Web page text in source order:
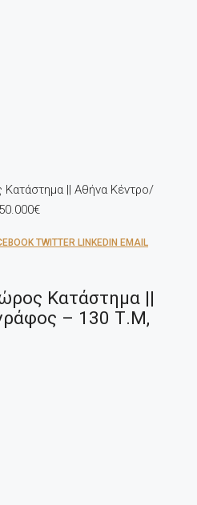
Κατάστημα || Αθήνα Κέντρο/
TWITTER LINKEDIN EMAIL
Κατάστημα ||
– 130 Τ.μ,